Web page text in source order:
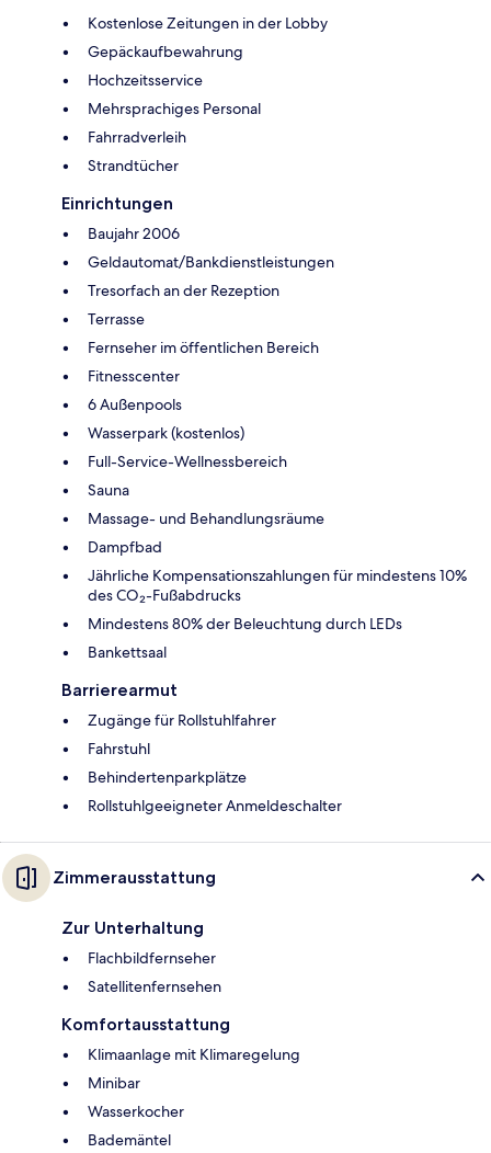
Kostenlose Zeitungen in der Lobby
Gepäckaufbewahrung
Hochzeitsservice
Mehrsprachiges Personal
Fahrradverleih
Strandtücher
Einrichtungen
Baujahr 2006
Geldautomat/Bankdienstleistungen
Tresorfach an der Rezeption
Terrasse
Fernseher im öffentlichen Bereich
Fitnesscenter
6 Außenpools
Wasserpark (kostenlos)
Full-Service-Wellnessbereich
Sauna
Massage- und Behandlungsräume
Dampfbad
Jährliche Kompensationszahlungen für mindestens 10%
des CO₂-Fußabdrucks
Mindestens 80% der Beleuchtung durch LEDs
Bankettsaal
Barrierearmut
Zugänge für Rollstuhlfahrer
Fahrstuhl
Behindertenparkplätze
Rollstuhlgeeigneter Anmeldeschalter
Zimmerausstattung
Zur Unterhaltung
Flachbildfernseher
Satellitenfernsehen
Komfortausstattung
Klimaanlage mit Klimaregelung
Minibar
Wasserkocher
Bademäntel